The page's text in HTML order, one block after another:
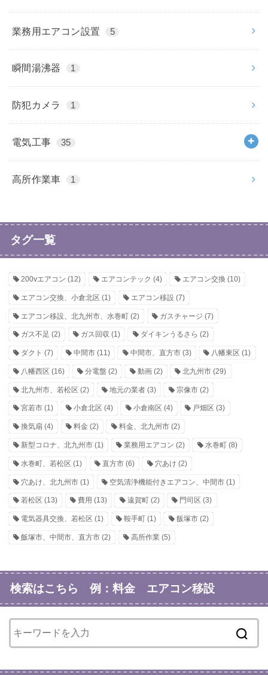
業務用エアコン設置 5
瞬間湯沸器 1
防犯カメラ 1
電気工事 35
高所作業車 1
タグ一覧
200vエアコン (12) エアコンテック (4) エアコン交換 (10)
エアコン交換、小倉北区 (1) エアコン移設 (7)
エアコン移設、北九州市、水巻町 (2) ガスチャージ (7)
ガス不足 (2) ガス回収 (1) ダイキンうるさら (2)
ダクト (7) 中間市(11) 中間市、直方市(3) 八幡東区 (1)
八幡西区 (16) 分電盤 (2) 動画(2) 北九州市 (29)
北九州市、若松区 (2) 地元の業者(3) 宗像市(2)
宮若市 (1) 小倉北区 (4) 小倉南区 (4) 戸畑区 (3)
換気扇 (4) 料金 (2) 料金、北九州市(2)
新型コロナ、北九州市 (1) 業務用エアコン (2) 水巻町(8)
水巻町、若松区 (1) 直方市(6) 穴あけ (2)
穴あけ、北九州市 (1) 空気清浄機能付きエアコン、中間市(1)
若松区 (13) 費用 (13) 遠賀町(2) 門司区 (3)
電気器具交換、若松区 (1) 鞍手町(1) 飯塚市(2)
飯塚市、中間市、直方市 (2) 高所作業(5)
検索はこちら 例：料金 エアコン移設